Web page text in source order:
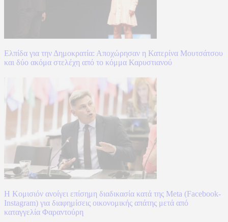
Ελπίδα για την Δημοκρατία: Αποχώρησαν η Κατερίνα Μουτσάτσου
και δύο ακόμα στελέχη από το κόμμα Καρυστιανού
Η Κομισιόν ανοίγει επίσημη διαδικασία κατά της Meta (Facebook-
Instagram) για διαφημίσεις οικονομικής απάτης μετά από
καταγγελία Φαραντούρη